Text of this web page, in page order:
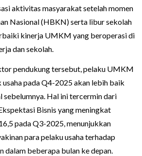
aktivitas masyarakat setelah momen
Nasional (HBKN) serta libur sekolah
kinerja UMKM yang beroperasi di
dan sekolah.
pendukung tersebut, pelaku UMKM
pada Q4-2025 akan lebih baik
Hal ini tercermin dari
Bisnis yang meningkat
pada Q3-2025, menunjukkan
para pelaku usaha terhadap
dalam beberapa bulan ke depan.